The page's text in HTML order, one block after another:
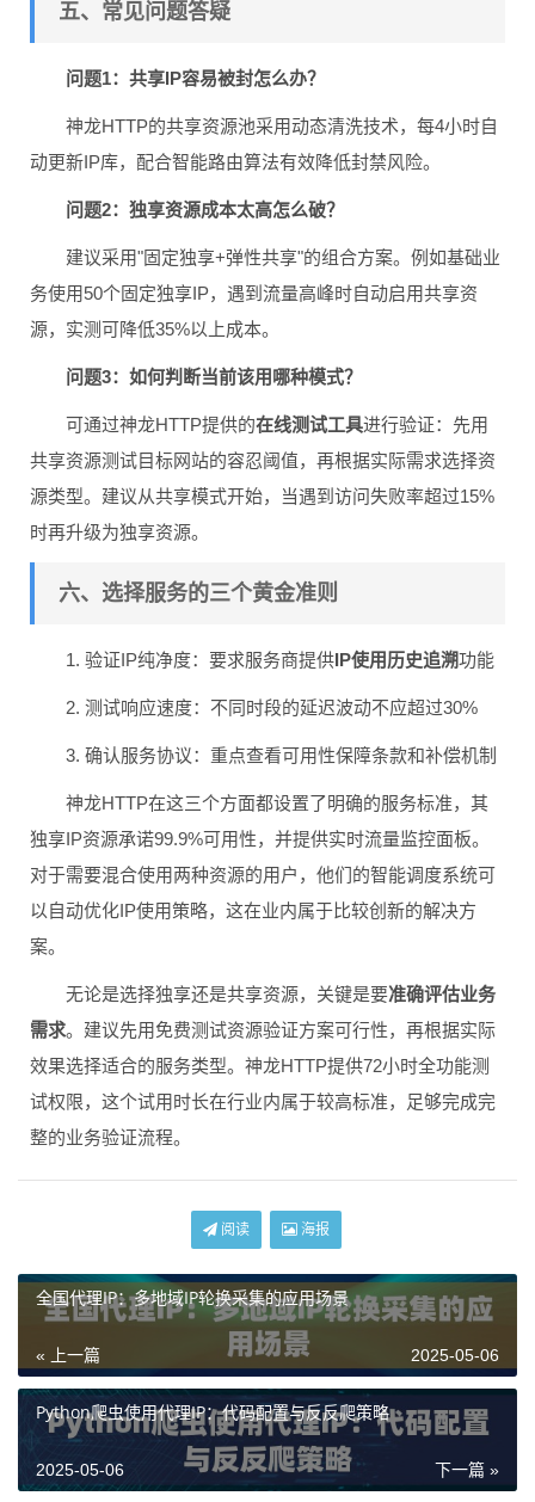
五、常见问题答疑
问题1：共享IP容易被封怎么办？
神龙HTTP的共享资源池采用动态清洗技术，每4小时自
动更新IP库，配合智能路由算法有效降低封禁风险。
问题2：独享资源成本太高怎么破？
建议采用"固定独享+弹性共享"的组合方案。例如基础业
务使用50个固定独享IP，遇到流量高峰时自动启用共享资
源，实测可降低35%以上成本。
问题3：如何判断当前该用哪种模式？
可通过神龙HTTP提供的在线测试工具进行验证：先用
共享资源测试目标网站的容忍阈值，再根据实际需求选择资
源类型。建议从共享模式开始，当遇到访问失败率超过15%
时再升级为独享资源。
六、选择服务的三个黄金准则
1. 验证IP纯净度：要求服务商提供IP使用历史追溯功能
2. 测试响应速度：不同时段的延迟波动不应超过30%
3. 确认服务协议：重点查看可用性保障条款和补偿机制
神龙HTTP在这三个方面都设置了明确的服务标准，其
独享IP资源承诺99.9%可用性，并提供实时流量监控面板。
对于需要混合使用两种资源的用户，他们的智能调度系统可
以自动优化IP使用策略，这在业内属于比较创新的解决方
案。
无论是选择独享还是共享资源，关键是要准确评估业务
需求。建议先用免费测试资源验证方案可行性，再根据实际
效果选择适合的服务类型。神龙HTTP提供72小时全功能测
试权限，这个试用时长在行业内属于较高标准，足够完成完
整的业务验证流程。
阅读 海报
全国代理IP：多地域IP轮换采集的应用场景
« 上一篇 2025-05-06
Python爬虫使用代理IP：代码配置与反反爬策略
下一篇 »
2025-05-06